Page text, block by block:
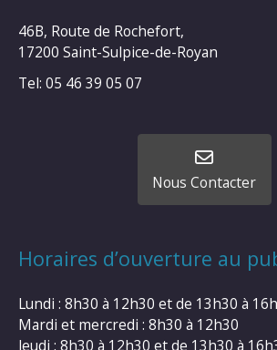
46B, Route de Rochefort,
17200 Saint-Sulpice-de-Royan
Tel: 05 46 39 05 07
Nous Contacter
Horaires d’ouverture au
Lundi : 8h30 à 12h30 et de 13h30 à
Mardi et mercredi : 8h30 à 12h30
Jeudi : 8h30 à 12h30 et de 13h30 à